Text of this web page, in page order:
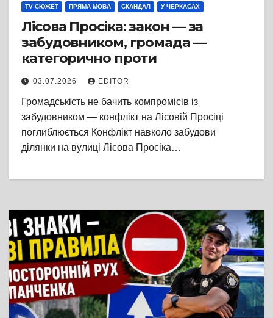
TV СЮЖЕТ ПРЯМА МОВА СКАНДАЛ У ЧЕРКАСАХ
Лісова Просіка: закон — за
забудовником, громада —
категорично проти
03.07.2026 EDITOR
Громадськість не бачить компромісів із
забудовником — конфлікт на Лісовій Просіці
поглиблюється Конфлікт навколо забудови
ділянки на вулиці Лісова Просіка…